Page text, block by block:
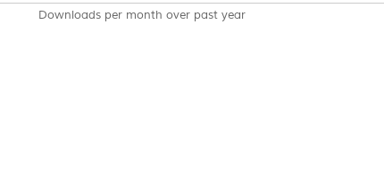
Downloads per month over past year